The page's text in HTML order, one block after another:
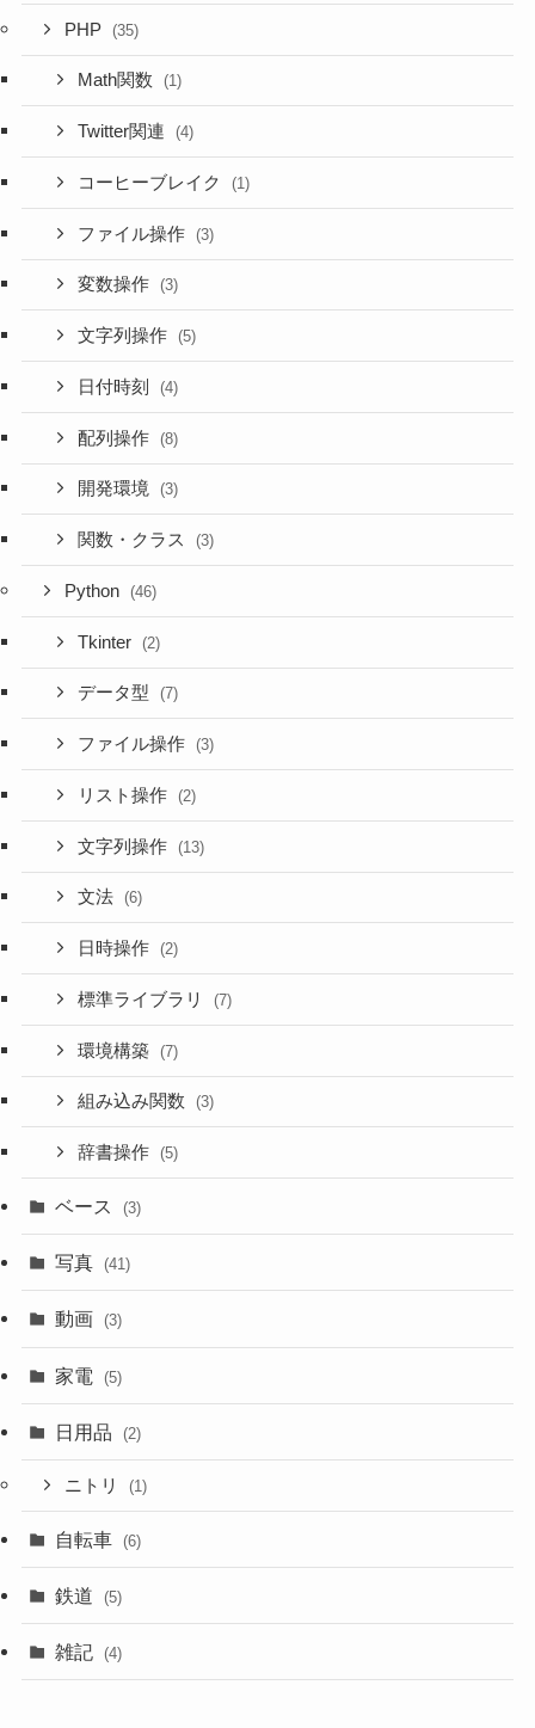
PHP (35)
Math関数 (1)
Twitter関連 (4)
コーヒーブレイク (1)
ファイル操作 (3)
変数操作 (3)
文字列操作 (5)
日付時刻 (4)
配列操作 (8)
開発環境 (3)
関数・クラス (3)
Python (46)
Tkinter (2)
データ型 (7)
ファイル操作 (3)
リスト操作 (2)
文字列操作 (13)
文法 (6)
日時操作 (2)
標準ライブラリ (7)
環境構築 (7)
組み込み関数 (3)
辞書操作 (5)
ベース (3)
写真 (41)
動画 (3)
家電 (5)
日用品 (2)
ニトリ (1)
自転車 (6)
鉄道 (5)
雑記 (4)